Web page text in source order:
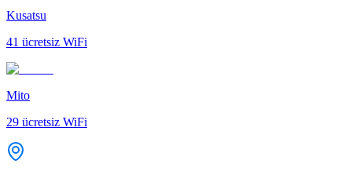
Kusatsu
41 ücretsiz WiFi
Mito
29 ücretsiz WiFi